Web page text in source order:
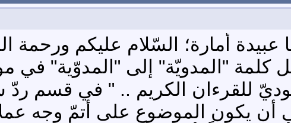
عبيدة أمارة؛ السّلام عليكم ورحمة
كلمة "المدويّة" إلى "المدوّية" في
للقرءان الكريم .. " في قسم ردّ
أن يكون الموضوع على أتمّ وجه